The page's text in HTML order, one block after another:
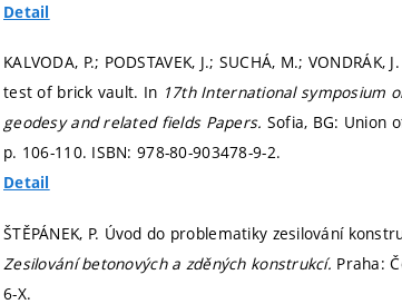
Detail
KALVODA, P.; PODSTAVEK, J.; SUCHÁ, M.;
test of brick vault. In 17th International symposium
geodesy and related fields Papers. Sofia, BG: Union
p. 106-110. ISBN: 978-80-903478-9-2.
Detail
ŠTĚPÁNEK, P. Úvod do problematiky zesilování
Zesilování betonových a zděných konstrukcí. Praha:
6-X.